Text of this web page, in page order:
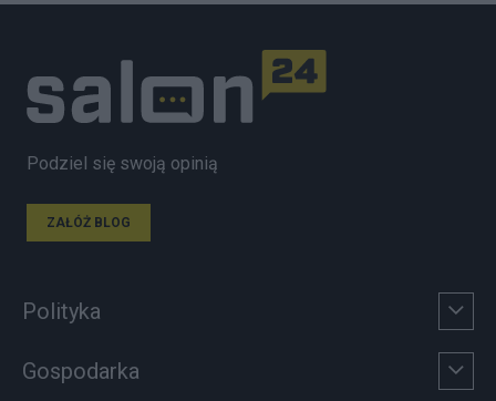
Podziel się swoją opinią
ZAŁÓŻ BLOG
Polityka
Gospodarka